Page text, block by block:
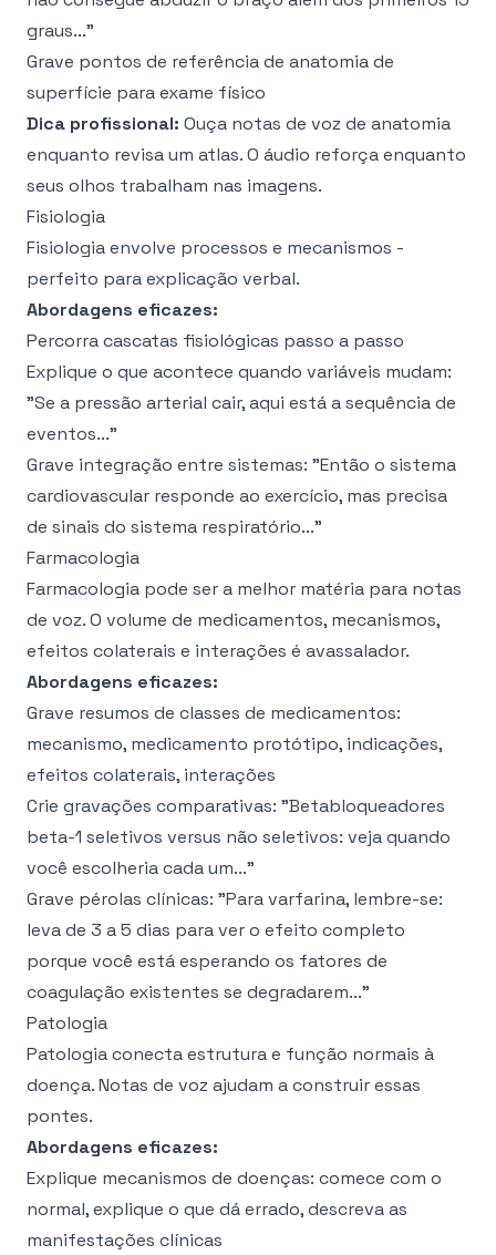
graus..."
Grave pontos de referência de anatomia de
superfície para exame físico
Dica profissional: Ouça notas de voz de anatomia
enquanto revisa um atlas. O áudio reforça enquanto
seus olhos trabalham nas imagens.
Fisiologia
Fisiologia envolve processos e mecanismos -
perfeito para explicação verbal.
Abordagens eficazes:
Percorra cascatas fisiológicas passo a passo
Explique o que acontece quando variáveis mudam:
"Se a pressão arterial cair, aqui está a sequência de
eventos..."
Grave integração entre sistemas: "Então o sistema
cardiovascular responde ao exercício, mas precisa
de sinais do sistema respiratório..."
Farmacologia
Farmacologia pode ser a melhor matéria para notas
de voz. O volume de medicamentos, mecanismos,
efeitos colaterais e interações é avassalador.
Abordagens eficazes:
Grave resumos de classes de medicamentos:
mecanismo, medicamento protótipo, indicações,
efeitos colaterais, interações
Crie gravações comparativas: "Betabloqueadores
beta-1 seletivos versus não seletivos: veja quando
você escolheria cada um..."
Grave pérolas clínicas: "Para varfarina, lembre-se:
leva de 3 a 5 dias para ver o efeito completo
porque você está esperando os fatores de
coagulação existentes se degradarem..."
Patologia
Patologia conecta estrutura e função normais à
doença. Notas de voz ajudam a construir essas
pontes.
Abordagens eficazes:
Explique mecanismos de doenças: comece com o
normal, explique o que dá errado, descreva as
manifestações clínicas